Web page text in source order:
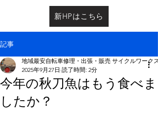
新HPはこちら
記事
今年の秋刀魚はもう食べま
したか？
地域最安自転車修理・出張・販売 サイクルワークス
2025年9月27日 読了時間: 2分